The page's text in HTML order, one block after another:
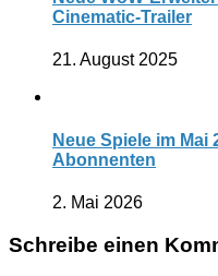
Cinematic-Trailer
21. August 2025
Neue Spiele im
Abonnenten
2. Mai 2026
Schreibe einen